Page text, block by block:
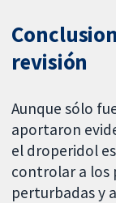
revisión
Aunque sólo
aportaron
el droperidol
controlar a los
perturbadas y